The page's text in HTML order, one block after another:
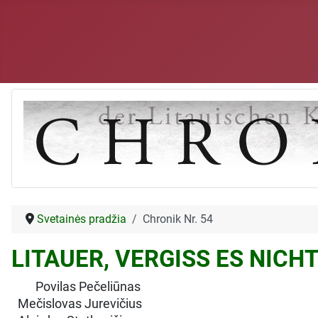
Svetainės pradžia Chronik Nr. 54
LITAUER, VERGISS ES
Povilas Pečeliūnas
Mečislovas Jurevičius